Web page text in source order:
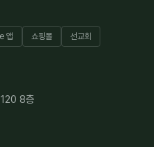
앱 쇼핑몰 선교회
8층